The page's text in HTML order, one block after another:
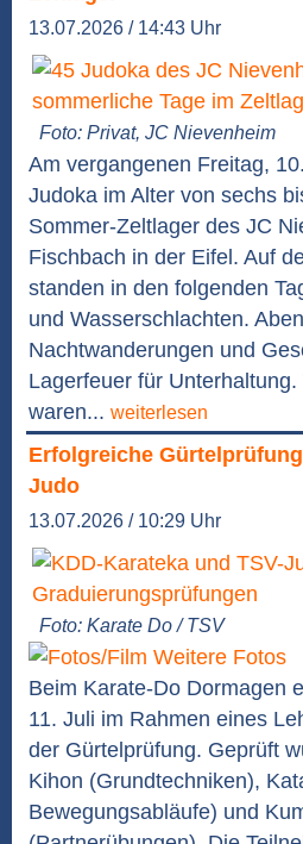
13.07.2026 / 14:43 Uhr
Foto: Privat, JC Nievenheim
Am vergangenen Freitag,
Judoka im Alter von sechs
Sommer-Zeltlager des JC
Fischbach in der Eifel. Auf
standen in den folgenden
und Wasserschlachten.
Nachtwanderungen und
Lagerfeuer für
waren... weiterlesen
Erfolgreiche
Judo
13.07.2026 / 10:29 Uhr
Foto: Karate Do / TSV
Weitere Fotos
Beim Karate-Do Dormagen
11. Juli im Rahmen eines
der Gürtelprüfung. Geprüft
Kihon (Grundtechniken),
Bewegungsabläufe) und